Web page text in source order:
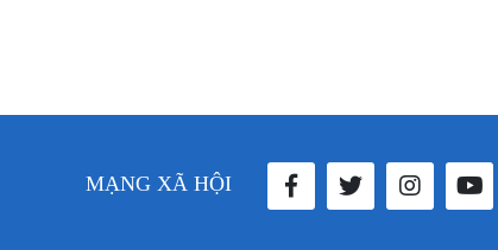
MẠNG XÃ HỘI